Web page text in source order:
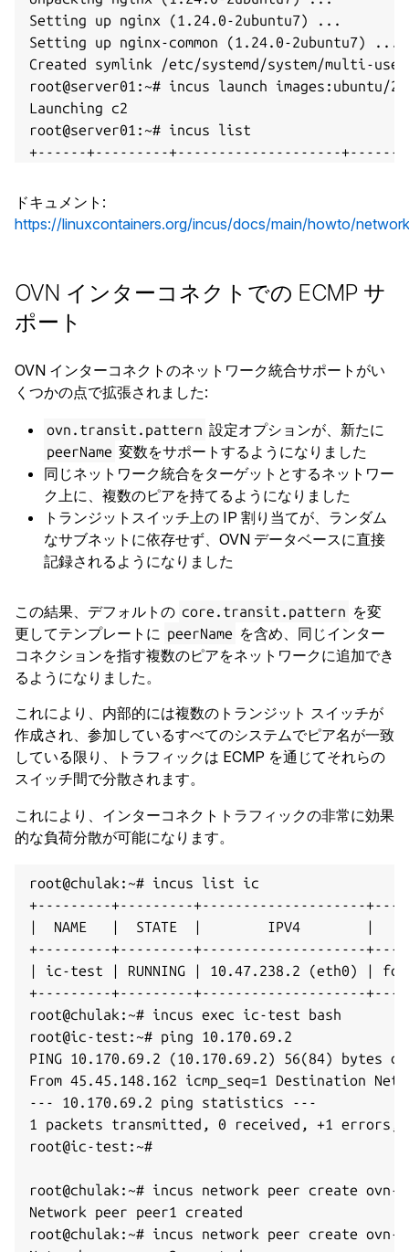
Setting up nginx (1.24.0-2ubuntu7) ...
Setting up nginx-common (1.24.0-2ubuntu7) ...
Created symlink /etc/systemd/system/multi-
root@server01:~# incus launch images:ubuntu/
Launching c2
root@server01:~# incus list
+------+---------+--------------------
+------+---------+--------------------
| c1   | RUNNING | 10.104.61.2 (eth0) |
+------+---------+--------------------
root@server01:~# incus network load-balancer
root@server01:~# incus network load-balancer
root@server01:~# incus network load-balancer
root@server01:~# incus launch images:ubuntu/
Launching t1
root@server01:~# incus exec t1 -- nc -v
nc: connect to 172.31.254.50 port 80 (tcp)
root@server01:~# incus exec t1 -- nc -v
nc: connect to 172.31.254.50 port 80 (tcp)
Connection to 172.31.254.50 80 port [tcp/http]
root@server01:~# incus network load-
Connection to 172.31.254.50 80 port [tcp/http]
^Croot@server01:~# incus exec t1 -- nc -v
Connection to 172.31.254.50 80 port [tcp/http]
^Croot@server01:~# incus exec t1 -- nc -v
Connection to 172.31.254.50 80 port [tcp/http]
^Croot@server01:~# incus exec t1 -- nc -v
^Croot@server01:~# incus exec t1 -- nc -v
ドキュメント :
https://linuxcontainers.org/incus/docs/main/howto/
OVN インターコネクトでの ECMP サ
ポート
OVN インターコネクトのネットワーク統合サポートがい
くつかの点で拡張されました:
ovn.transit.pattern 設定オプションが、新たに
peerName 変数をサポートするようになりました
同じネットワーク統合をターゲットとするネットワー
ク上に、複数のピアを持てるようになりました
トランジットスイッチ上の IP 割り当てが、ランダム
なサブネットに依存せず、OVN データベースに直接
記録されるようになりました
この結果、デフォルトの core.transit.pattern を変
更してテンプレートに peerName を含め、同じインター
コネクションを指す複数のピアをネットワークに追加でき
るようになりました。
これにより、内部的には複数のトランジット スイッチが
作成され、参加しているすべてのシステムでピア名が一致
している限り、トラフィックは ECMP を通じてそれらの
スイッチ間で分散されます。
これにより、インターコネクトトラフィックの非常に効果
的な負荷分散が可能になります。
root@chulak:~# incus list ic
+---------+---------+--------------------
|  NAME   |  STATE  |        IPV4        |
+---------+---------+--------------------
| ic-test | RUNNING | 10.47.238.2 (eth0) |
+---------+---------+--------------------
root@chulak:~# incus exec ic-test bash
root@ic-test:~# ping 10.170.69.2
PING 10.170.69.2 (10.170.69.2) 56(84) bytes
From 45.45.148.162 icmp_seq=1 Destination Net
--- 10.170.69.2 ping statistics ---
1 packets transmitted, 0 received, +1 errors,
root@ic-test:~#
root@chulak:~# incus network peer create
Network peer peer1 created
root@chulak:~# incus network peer create